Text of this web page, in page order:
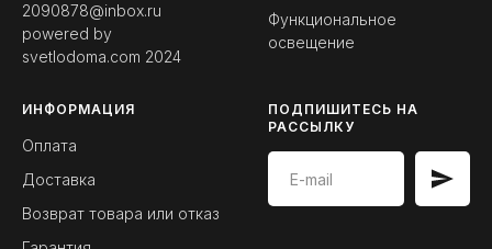
2090878@inbox.ru
powered by
svetlodoma.com 2024
Функциональное
освещение
ИНФОРМАЦИЯ
Оплата
Доставка
Возврат товара или отказ
ПОДПИШИТЕСЬ НА
РАССЫЛКУ